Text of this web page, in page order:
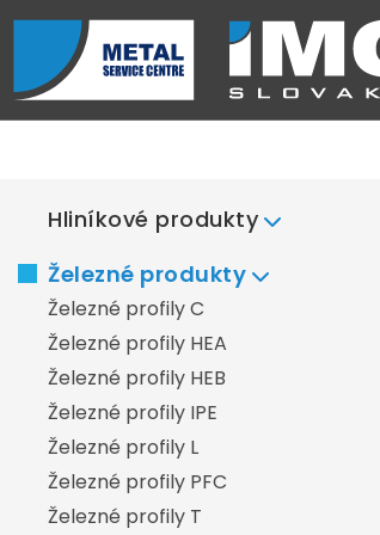
Hliníkové produkty
Hliníkové plechy duett
Hliníkové plechy Elox+
Hliníkové plechy frézované
Hliníkové plechy liate
Hliníkové plechy quintett
Hliníkové plechy valcované
Hliníkový profil L
Železné produkty
Železné profily C
Železné profily HEA
Železné profily HEB
Železné profily IPE
Železné profily L
Železné profily PFC
Železné profily T